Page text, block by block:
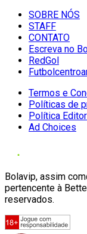
SOBRE NÓS
STAFF
CONTATO
Escreva no
RedGol
Termos e
Políticas de
Política
Ad Choices
Bolavip, assim
pertencente à
reservados.